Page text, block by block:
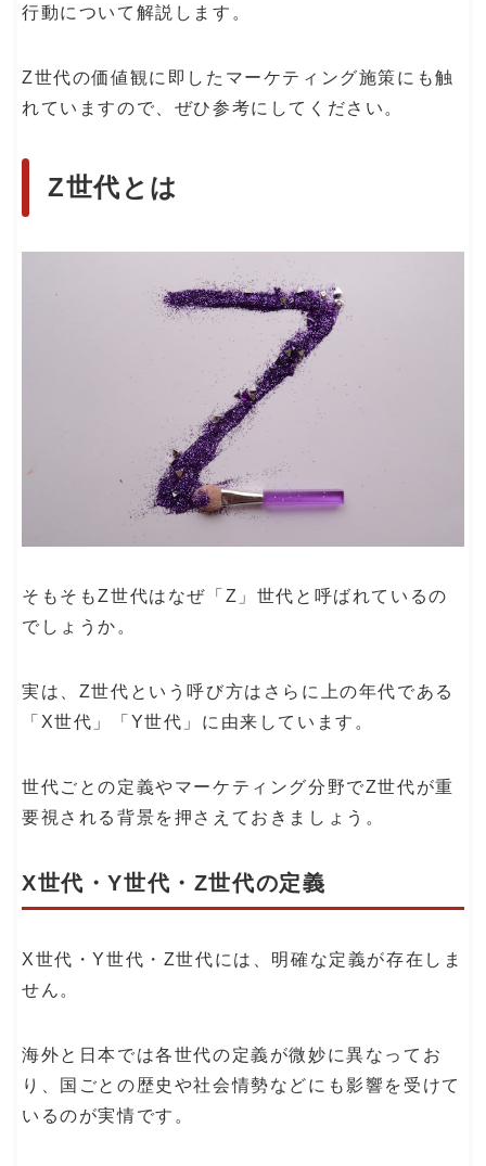
行動について解説します。
Z世代の価値観に即したマーケティング施策にも触
れていますので、ぜひ参考にしてください。
Z世代とは
そもそもZ世代はなぜ「Z」世代と呼ばれているの
でしょうか。
実は、Z世代という呼び方はさらに上の年代である
「X世代」「Y世代」に由来しています。
世代ごとの定義やマーケティング分野でZ世代が重
要視される背景を押さえておきましょう。
X世代・Y世代・Z世代の定義
X世代・Y世代・Z世代には、明確な定義が存在しま
せん。
海外と日本では各世代の定義が微妙に異なってお
り、国ごとの歴史や社会情勢などにも影響を受けて
いるのが実情です。